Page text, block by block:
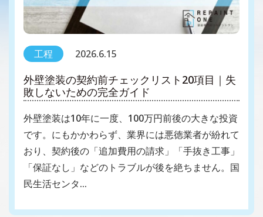
工程 2026.6.15
外壁塗装の契約前チェックリスト20項目｜失
敗しないための完全ガイド
外壁塗装は10年に一度、100万円前後の大きな投資
です。にもかかわらず、業界には悪徳業者が紛れて
おり、契約後の「追加費用の請求」「手抜き工事」
「保証なし」などのトラブルが後を絶ちません。国
民生活センタ…